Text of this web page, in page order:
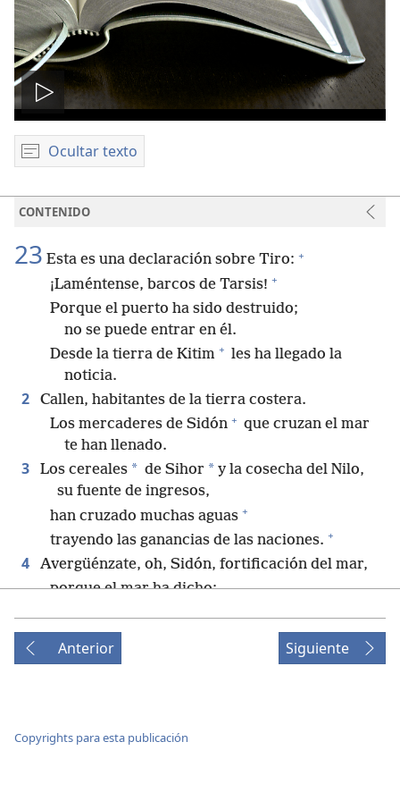
Reproducir
video
Ocultar texto
CONTENIDO
23 Esta es una declaración sobre Tiro: +
¡Laméntense, barcos de Tarsis! +
Porque el puerto ha sido destruido;
no se puede entrar en él.
Desde la tierra de Kitim + les ha llegado la
noticia.
2
Callen, habitantes de la tierra costera.
Los mercaderes de Sidón + que cruzan el mar
te han llenado.
3 Los cereales * de Sihor * y la cosecha del Nilo,
su fuente de ingresos,
han cruzado muchas aguas +
trayendo las ganancias de las naciones. +
4
Avergüénzate, oh, Sidón, fortificación del mar,
porque el mar ha dicho:
luz;
tampoco he criado muchachos ni educado
la gente se angustiará por la noticia de Tiro.
Anterior Siguiente
Copyrights para esta publicación